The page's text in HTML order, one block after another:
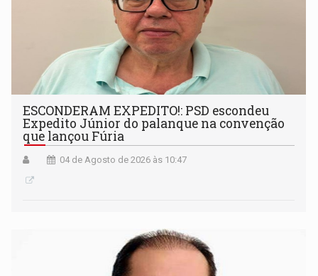
ESCONDERAM EXPEDITO!: PSD escondeu
Expedito Júnior do palanque na convenção
que lançou Fúria
04 de Agosto de 2026 às 10:47